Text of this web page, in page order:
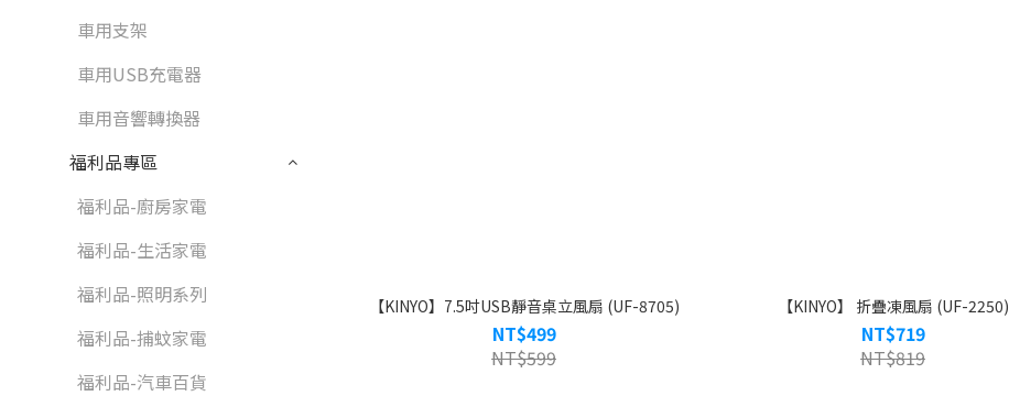
車用支架
車用USB充電器
車用音響轉換器
福利品專區
福利品-廚房家電
福利品-生活家電
福利品-照明系列
福利品-捕蚊家電
福利品-汽車百貨
【KINYO】7.5吋USB靜音桌立風扇 (UF-8705)
NT$499
NT$599
【KINYO】 折疊凍風扇 (UF-2250)
NT$719
NT$819